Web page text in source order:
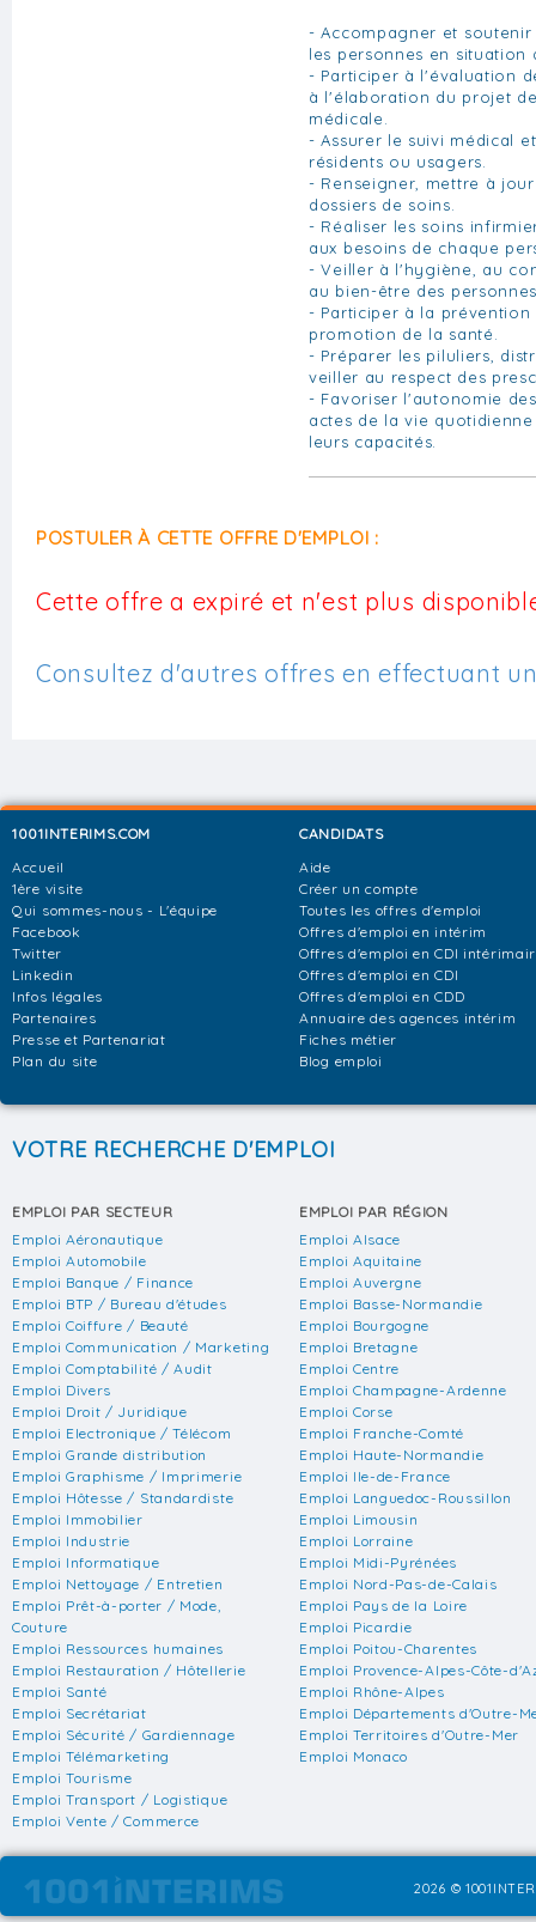
- Accompagner et
les personnes en situation
- Participer à l'évaluation
à l'élaboration du projet
médicale.
- Assurer le suivi médical
résidents ou usagers.
- Renseigner, mettre à
dossiers de soins.
- Réaliser les soins
aux besoins de chaque
- Veiller à l'hygiène, au
au bien-être des
- Participer à la prévention
promotion de la santé.
- Préparer les piluliers,
veiller au respect des
- Favoriser l'autonomie
actes de la vie
leurs capacités.
POSTULER À CETTE OFFRE D'EMPLOI :
Cette offre a expiré et n'est plus
Consultez d'autres offres en effectuant
1001INTERIMS.COM
Accueil
1ère visite
Qui sommes-nous - L'équipe
Facebook
Twitter
Linkedin
Infos légales
Partenaires
Presse et Partenariat
Plan du site
CANDIDATS
Aide
Créer un compte
Toutes les offres d'emploi
Offres d'emploi en intérim
Offres d'emploi en CDI
Offres d'emploi en CDI
Offres d'emploi en CDD
Annuaire des agences intérim
Fiches métier
Blog emploi
VOTRE RECHERCHE D'EMPLOI
EMPLOI PAR SECTEUR
Emploi Aéronautique
Emploi Automobile
Emploi Banque / Finance
Emploi BTP / Bureau d'études
Emploi Coiffure / Beauté
Emploi Communication / Marketing
Emploi Comptabilité / Audit
Emploi Divers
Emploi Droit / Juridique
Emploi Electronique / Télécom
Emploi Grande distribution
Emploi Graphisme / Imprimerie
Emploi Hôtesse / Standardiste
Emploi Immobilier
Emploi Industrie
Emploi Informatique
Emploi Nettoyage / Entretien
Emploi Prêt-à-porter / Mode,
Couture
Emploi Ressources humaines
Emploi Restauration / Hôtellerie
Emploi Santé
Emploi Secrétariat
Emploi Sécurité / Gardiennage
Emploi Télémarketing
Emploi Tourisme
Emploi Transport / Logistique
Emploi Vente / Commerce
EMPLOI PAR RÉGION
Emploi Alsace
Emploi Aquitaine
Emploi Auvergne
Emploi Basse-Normandie
Emploi Bourgogne
Emploi Bretagne
Emploi Centre
Emploi Champagne-Ardenne
Emploi Corse
Emploi Franche-Comté
Emploi Haute-Normandie
Emploi Ile-de-France
Emploi Languedoc-Roussillon
Emploi Limousin
Emploi Lorraine
Emploi Midi-Pyrénées
Emploi Nord-Pas-de-Calais
Emploi Pays de la Loire
Emploi Picardie
Emploi Poitou-Charentes
Emploi Provence-Alpes-Côte-
Emploi Rhône-Alpes
Emploi Départements d'Outre-
Emploi Territoires d'Outre-Mer
Emploi Monaco
2026 ©